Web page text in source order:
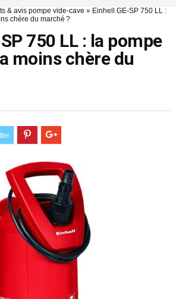
& avis pompe vide-cave » Einhell GE-SP 750 LL :
chère du marché ?
750 LL : la pompe
moins chère du